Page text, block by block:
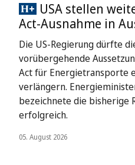
USA stellen
Act-Ausnahme in
Die US-Regierung dürfte
vorübergehende
Act für Energietransporte
verlängern.
bezeichnete die bisherige
erfolgreich.
05. August 2026